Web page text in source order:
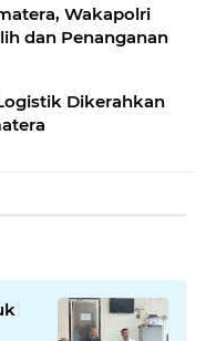
Wakapolri
dan Penanganan
Dikerahkan